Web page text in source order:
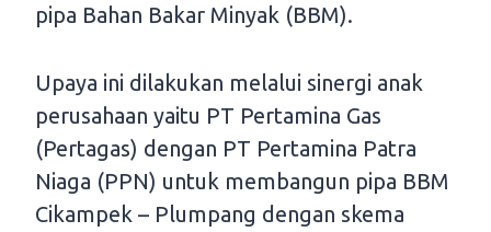
pipa Bahan Bakar Minyak (BBM).
Upaya ini dilakukan melalui sinergi anak
perusahaan yaitu PT Pertamina Gas
(Pertagas) dengan PT Pertamina Patra
Niaga (PPN) untuk membangun pipa BBM
Cikampek – Plumpang dengan skema